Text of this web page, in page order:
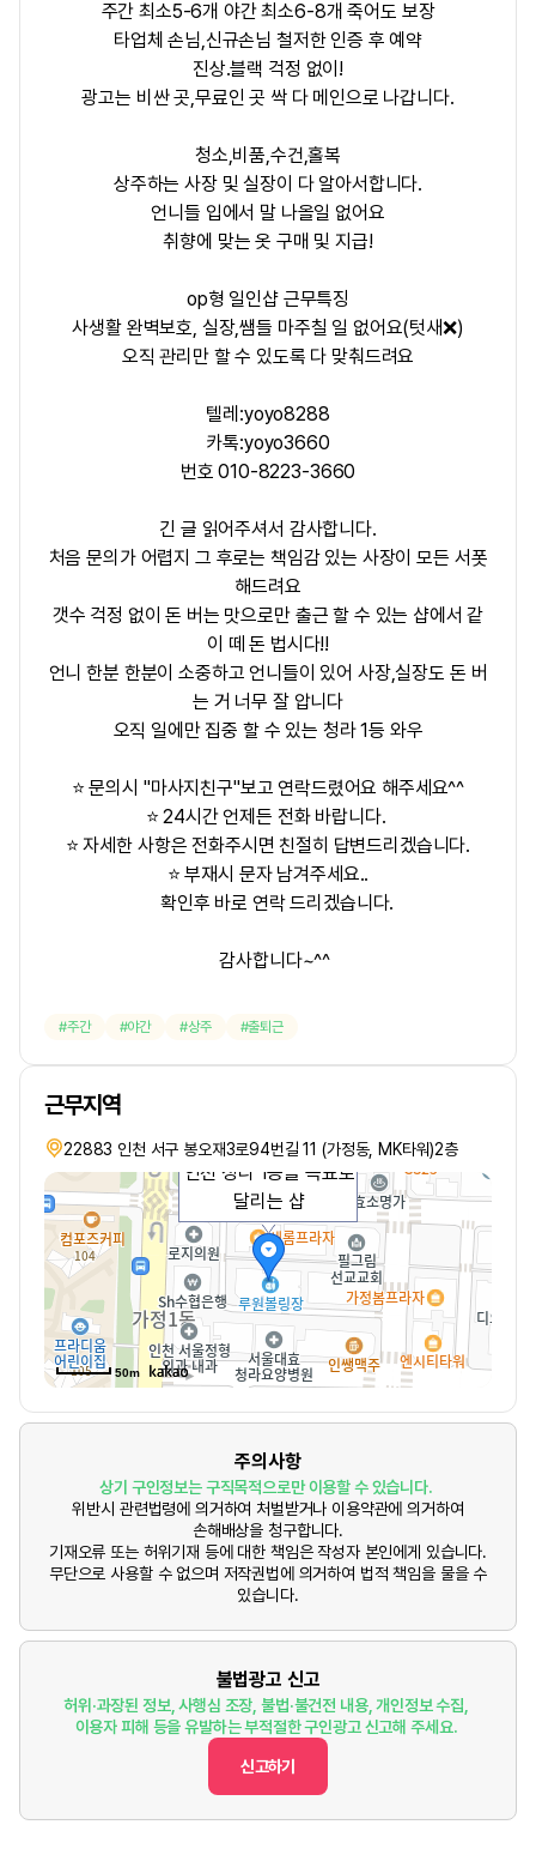
주간 최소5-6개 야간 최소6-8개 죽어도 보장
타업체 손님,신규손님 철저한 인증 후 예약
진상.블랙 걱정 없이!
광고는 비싼 곳,무료인 곳 싹 다 메인으로 나갑니다.
청소,비품,수건,홀복
상주하는 사장 및 실장이 다 알아서합니다.
언니들 입에서 말 나올일 없어요
취향에 맞는 옷 구매 및 지급!
op형 일인샵 근무특징
사생활 완벽보호, 실장,쌤들 마주칠 일 없어요(텃새❌)
오직 관리만 할 수 있도록 다 맞춰드려요
텔레:yoyo8288
카톡:yoyo3660
번호 010-8223-3660
긴 글 읽어주셔서 감사합니다.
처음 문의가 어렵지 그 후로는 책임감 있는 사장이 모든 서폿
해드려요
갯수 걱정 없이 돈 버는 맛으로만 출근 할 수 있는 샵에서 같
이 떼 돈 법시다!!
언니 한분 한분이 소중하고 언니들이 있어 사장,실장도 돈 버
는 거 너무 잘 압니다
오직 일에만 집중 할 수 있는 청라 1등 와우
⭐ 문의시 "마사지친구"보고 연락드렸어요 해주세요^^
⭐ 24시간 언제든 전화 바랍니다.
⭐ 자세한 사항은 전화주시면 친절히 답변드리겠습니다.
⭐ 부재시 문자 남겨주세요..
확인후 바로 연락 드리겠습니다.
감사합니다~^^
주간 야간 상주 출퇴근
근무지역
22883 인천 서구 봉오재3로94번길 11 (가정동, MK타워)2층
인천 청라 1등을 목표로
달리는 샵
50m
주의사항
상기 구인정보는 구직목적으로만 이용할 수 있습니다.
위반시 관련법령에 의거하여 처벌받거나 이용약관에 의거하여
손해배상을 청구합니다.
기재오류 또는 허위기재 등에 대한 책임은 작성자 본인에게 있습니다.
무단으로 사용할 수 없으며 저작권법에 의거하여 법적 책임을 물을 수
있습니다.
불법광고 신고
허위·과장된 정보, 사행심 조장, 불법·불건전 내용, 개인정보 수집,
이용자 피해 등을 유발하는 부적절한 구인광고 신고해 주세요.
신고하기